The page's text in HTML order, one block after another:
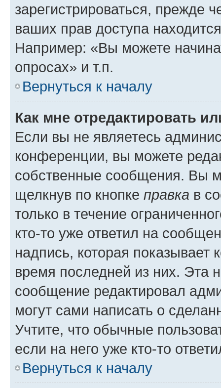
зарегистрироваться, прежде
ваших прав доступа
Например: «Вы можете
опросах» и т.п.
Вернуться к началу
Как мне отредактировать
Если вы не являетесь
конференции, вы можете
собственные сообщения. Вы
щелкнув по кнопке правка в
только в течение
кто-то уже ответил на
надпись, которая показывает
время последней из них. Эта
сообщение редактировал
могут сами написать о
Учтите, что обычные
если на него уже кто-то
Вернуться к началу